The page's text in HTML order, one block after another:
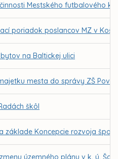
Mestského futbalového
poriadok poslancov MZ v
na Baltickej ulici
mesta do správy ZŠ
škôl
základe Koncepcie rozvoja